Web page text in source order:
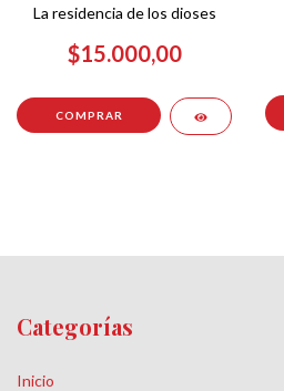
La residencia de los dioses
$15.000,00
Categorías
Inicio